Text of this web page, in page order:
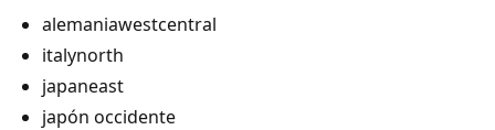
alemaniawestcentral
italynorth
japaneast
japón occidente